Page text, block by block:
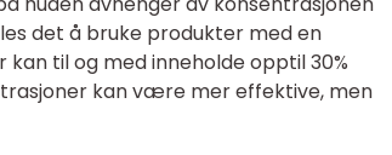
det å bruke produkter med en
kan til og med inneholde opptil 30%
kan være mer effektive, men